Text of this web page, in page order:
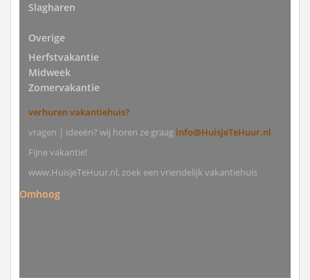
Slagharen
Overige
Herfstvakantie
Midweek
Zomervakantie
verhuren vakantiehuis?
vragen | ideeën? wij horen ze graag info@HuisjeTeHuur.nl
Fijne vakantie!
www.HuisjeTeHuur.nl, zoek een vriendelijk vakantiehuis
Omhoog